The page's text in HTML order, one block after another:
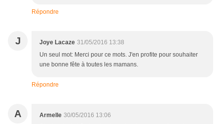
Répondre
J Joye Lacaze 31/05/2016 13:38
Un seul mot: Merci pour ce mots. J'en profite pour souhaiter
une bonne fête à toutes les mamans.
Répondre
A Armelle 30/05/2016 13:06